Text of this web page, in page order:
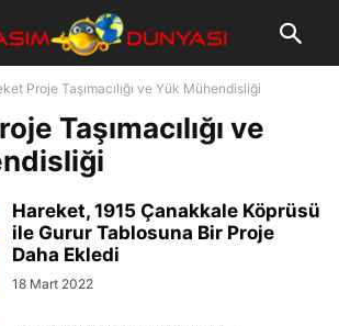
Proje Taşımacılığı ve Yük Mühendisliği
Taşımacılığı ve
Hareket, 1915 Çanakkale Köprüsü
ile Gurur Tablosuna Bir Proje
Daha Ekledi
18 Mart 2022